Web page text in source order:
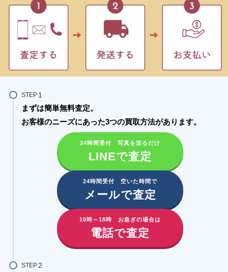
STEP
まずは簡単無料査定。
お客様のニーズにあった3つの買取方法があります。​
24時間受付 写真を送るだけ
LINEで査定
24時間受付 空いた時間で
メールで査定
10時～18時 お急ぎの場合は
電話で査定
STEP